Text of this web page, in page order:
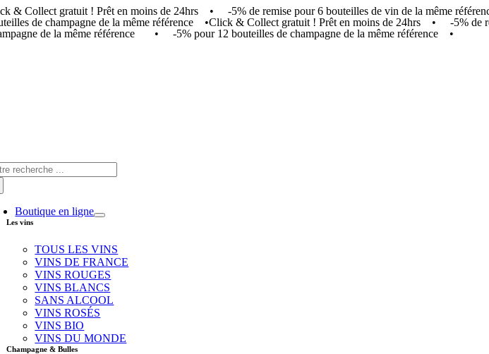
Skip
to
content
& Collect gratuit ! Prêt en moins de 24hrs • -5% de remise pour 6 bouteilles de vin de la même
de champagne de la même référence •Click & Collect gratuit ! Prêt en moins de 24hrs • -5% de
de la même référence • -5% pour 12 bouteilles de champagne de la même référence •
Boutique en ligne
Les vins
TOUS LES VINS
VINS DE FRANCE
VINS ROUGES
VINS BLANCS
SANS ALCOOL
VINS ROSÉS
VINS BIO
VINS DU MONDE
Champagne & Bulles